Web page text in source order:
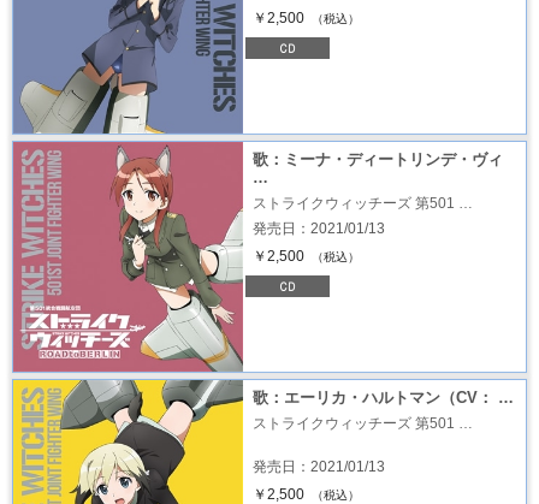
￥2,500
（税込）
歌：ミーナ・ディートリンデ・ヴィ
…
ストライクウィッチーズ 第501 …
発売日：2021/01/13
￥2,500
（税込）
歌：エーリカ・ハルトマン（CV： …
ストライクウィッチーズ 第501 …
発売日：2021/01/13
￥2,500
（税込）